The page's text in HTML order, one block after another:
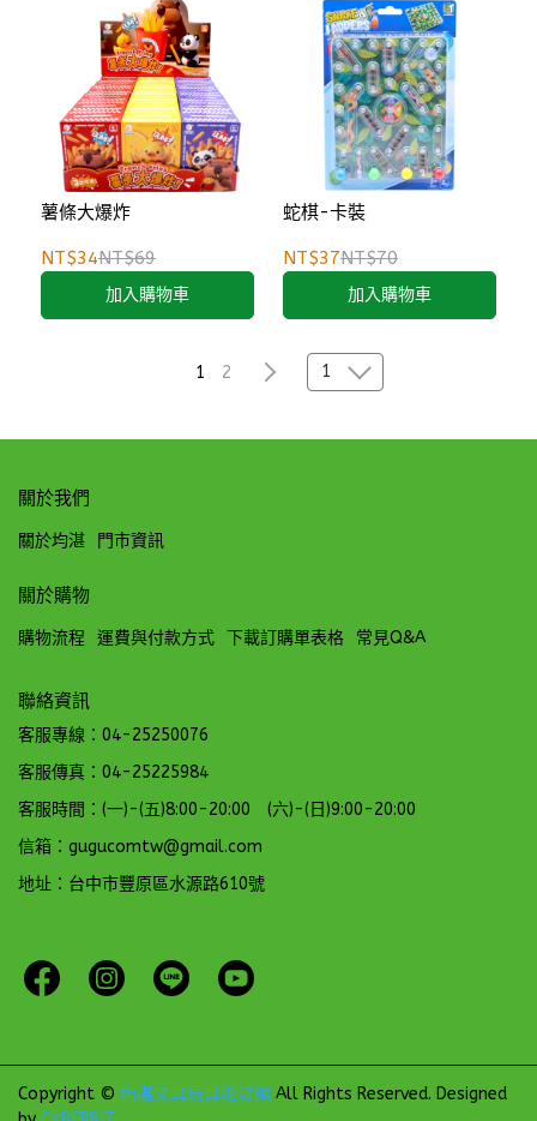
薯條大爆炸
NT$34NT$69
加入購物車
蛇棋-卡裝
NT$37NT$70
加入購物車
1 2 1
關於我們
關於均湛 門市資訊
關於購物
購物流程 運費與付款方式 下載訂購單表格 常見Q&A
聯絡資訊
客服專線：04-25250076
客服傳真：04-25225984
客服時間：(一)-(五)8:00-20:00 (六)-(日)9:00-20:00
信箱：gugucomtw@gmail.com
地址：台中市豐原區水源路610號
Copyright © 均湛文具玩具批發網 All Rights Reserved. Designed